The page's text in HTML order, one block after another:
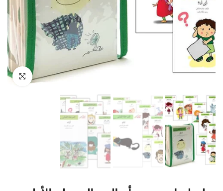
انقر للتكبير